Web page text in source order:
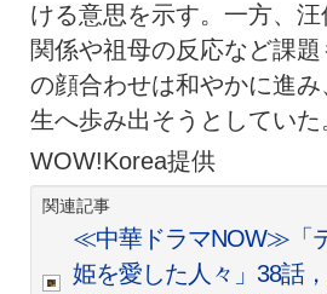
ける意思を示す。一方、
関係や祖母の反応など課
の顔合わせは和やかに進み
生へ歩み出そうとしていた
WOW!Korea提供
関連記事
≪中華ドラマNOW≫「
姫を愛した人々」38話